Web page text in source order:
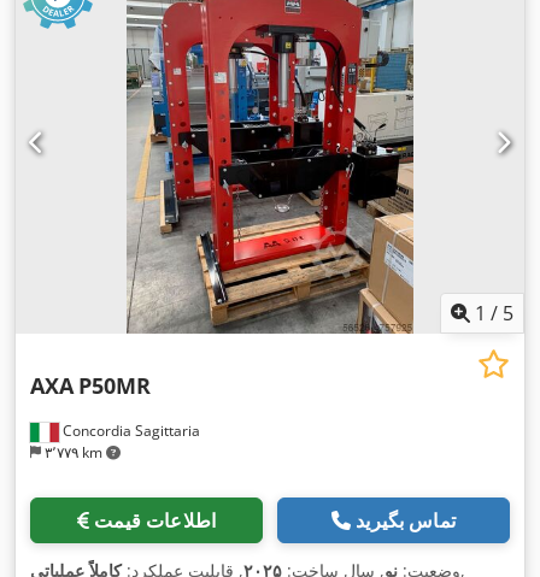
1 / 5
Concordia Sagittaria
۳٬۷۷۹ km
AXA P50MR
اطلاعات قیمت تماس بگیرید
وضعیت: نو, سال ساخت: ۲۰۲۵, قابلیت عملکرد:کاملاً عملیاتی ,